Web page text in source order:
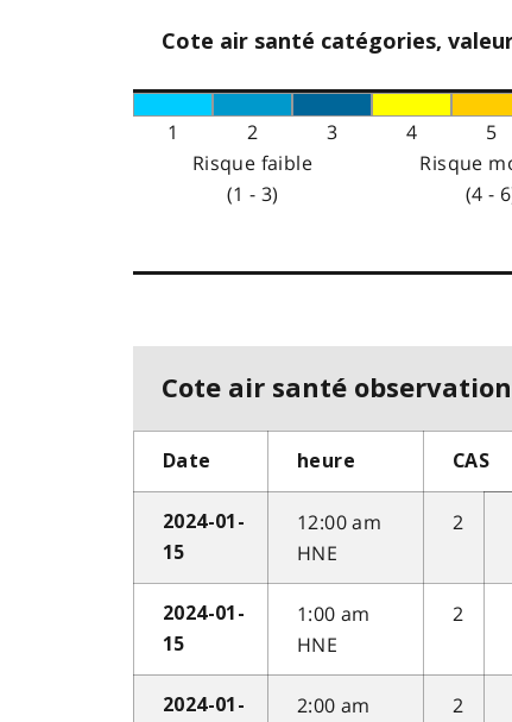
Cote air santé catégories,
1 2 3 4 5
Risque faible
(1 - 3)
Risque
(4 -
Cote air santé
Date heure CAS
2024-01-
15
12:00 am
HNE
2
2024-01-
15
1:00 am
HNE
2
2024-01-
2:00 am
2